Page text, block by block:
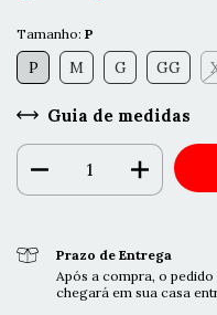
Tamanho: P
P M G GG
Guia de medidas
Prazo de Entrega
Após a compra, o
chegará em sua casa